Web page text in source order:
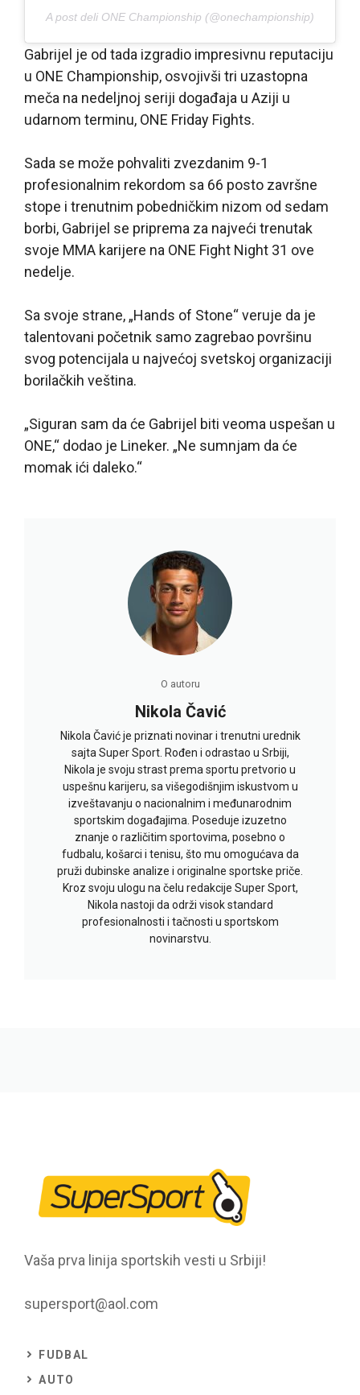
A post deli ONE Championship (@onechampionship)
Gabrijel je od tada izgradio impresivnu reputaciju
u ONE Championship, osvojivši tri uzastopna
meča na nedeljnoj seriji događaja u Aziji u
udarnom terminu, ONE Friday Fights.
Sada se može pohvaliti zvezdanim 9-1
profesionalnim rekordom sa 66 posto završne
stope i trenutnim pobedničkim nizom od sedam
borbi, Gabrijel se priprema za najveći trenutak
svoje MMA karijere na ONE Fight Night 31 ove
nedelje.
Sa svoje strane, „Hands of Stone“ veruje da je
talentovani početnik samo zagrebao površinu
svog potencijala u najvećoj svetskoj organizaciji
borilačkih veština.
„Siguran sam da će Gabrijel biti veoma uspešan u
ONE,“ dodao je Lineker. „Ne sumnjam da će
momak ići daleko.“
O autoru
Nikola Čavić
Nikola Čavić je priznati novinar i trenutni urednik
sajta Super Sport. Rođen i odrastao u Srbiji,
Nikola je svoju strast prema sportu pretvorio u
uspešnu karijeru, sa višegodišnjim iskustvom u
izveštavanju o nacionalnim i međunarodnim
sportskim događajima. Poseduje izuzetno
znanje o različitim sportovima, posebno o
fudbalu, košarci i tenisu, što mu omogućava da
pruži dubinske analize i originalne sportske priče.
Kroz svoju ulogu na čelu redakcije Super Sport,
Nikola nastoji da održi visok standard
profesionalnosti i tačnosti u sportskom
novinarstvu.
Vaša prva linija sportskih vesti u Srbiji!
supersport@aol.com
FUDBAL
AUTO